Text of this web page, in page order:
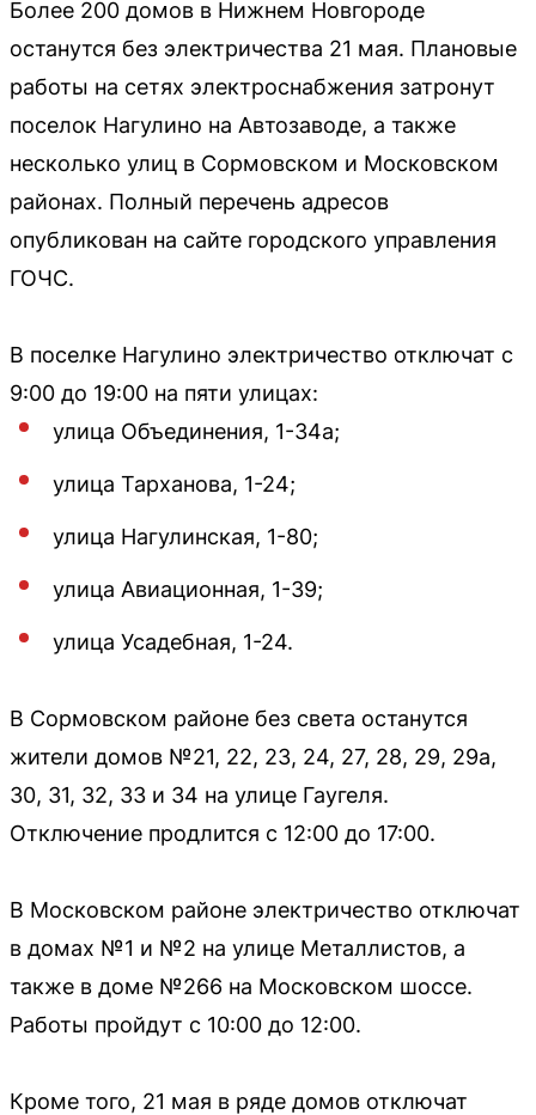
Более 200 домов в Нижнем Новгороде
останутся без электричества 21 мая. Плановые
работы на сетях электроснабжения затронут
поселок Нагулино на Автозаводе, а также
несколько улиц в Сормовском и Московском
районах. Полный перечень адресов
опубликован на сайте городского управления
ГОЧС.
В поселке Нагулино электричество отключат с
9:00 до 19:00 на пяти улицах:
улица Объединения, 1-34а;
улица Тарханова, 1-24;
улица Нагулинская, 1-80;
улица Авиационная, 1-39;
улица Усадебная, 1-24.
В Сормовском районе без света останутся
жители домов №21, 22, 23, 24, 27, 28, 29, 29а,
30, 31, 32, 33 и 34 на улице Гаугеля.
Отключение продлится с 12:00 до 17:00.
В Московском районе электричество отключат
в домах №1 и №2 на улице Металлистов, а
также в доме №266 на Московском шоссе.
Работы пройдут с 10:00 до 12:00.
Кроме того, 21 мая в ряде домов отключат